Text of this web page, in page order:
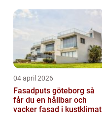
04 april 2026
Fasadputs göteborg så
får du en hållbar och
vacker fasad i kustklimat